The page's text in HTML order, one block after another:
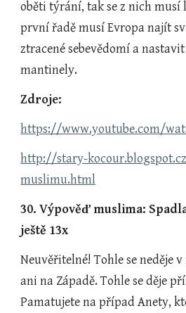
oběti týrání, tak se z nich musí
první řadě musí Evropa najít
ztracené sebevědomí a
mantinely.
Zdroje:
https://www.youtube.com/
http://stary-
muslimu.html
30. Výpověď muslima:
ještě 13x
Neuvěřitelné! Tohle se neděje
ani na Západě. Tohle se děje
Pamatujete na případ Anety,